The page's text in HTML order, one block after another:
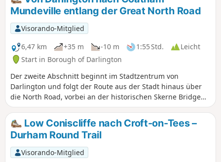
Mundeville entlang der Great North Road
Visorando-Mitglied
6,47 km
+35 m -10 m 1:55 Std.
Leicht
Start in Borough of Darlington
Der zweite Abschnitt beginnt im Stadtzentrum von
Darlington und folgt der Route aus der Stadt hinaus über
die North Road, vorbei an der historischen Skerne Bridge
und der Stockton and Darlington Railway in Hopetown bis
zum Dorf Coatham Mundeville. Halten Sie während der
Wanderung Ausschau nach Spuren der Geschichte dieser
Eisenbahnstadt.
Low Coniscliffe nach Croft-on-Tees –
Durham Round Trail
Visorando-Mitglied